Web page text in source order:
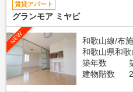
賃貸アパート
グランモア ミヤビ
NEW
和歌山線/布
和歌山県和歌
築年数
建物階数